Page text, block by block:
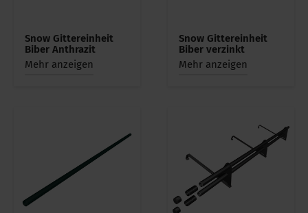
Snow Gittereinheit
Biber Anthrazit
Mehr anzeigen
Snow Gittereinheit
Biber verzinkt
Mehr anzeigen